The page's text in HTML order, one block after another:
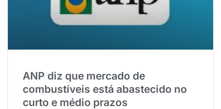
ANP diz que mercado de
combustíveis está abastecido no
curto e médio prazos